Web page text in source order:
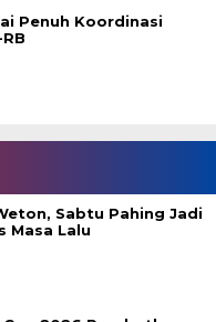
Penuh Koordinasi
Sabtu Pahing Jadi
Masa Lalu